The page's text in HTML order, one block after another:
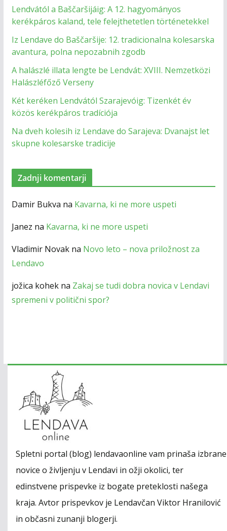
Lendvától a Baščaršijáig: A 12. hagyományos
kerékpáros kaland, tele felejthetetlen történetekkel
Iz Lendave do Baščaršije: 12. tradicionalna kolesarska
avantura, polna nepozabnih zgodb
A halászlé illata lengte be Lendvát: XVIII. Nemzetközi
Halászléfőző Verseny
Két keréken Lendvától Szarajevóig: Tizenkét év
közös kerékpáros tradíciója
Na dveh kolesih iz Lendave do Sarajeva: Dvanajst let
skupne kolesarske tradicije
Zadnji komentarji
Damir Bukva na Kavarna, ki ne more uspeti
Janez na Kavarna, ki ne more uspeti
Vladimir Novakna Novo leto – nova priložnost za
Lendavo
jožica kohekna Zakaj se tudi dobra novica v Lendavi
spremeni v politični spor?
Spletni portal (blog) lendavaonline vam prinaša izbrane
novice o življenju v Lendavi in ožji okolici, ter
edinstvene prispevke iz bogate preteklosti našega
kraja. Avtor prispevkov je Lendavčan Viktor Hranilović
in občasni zunanji blogerji.